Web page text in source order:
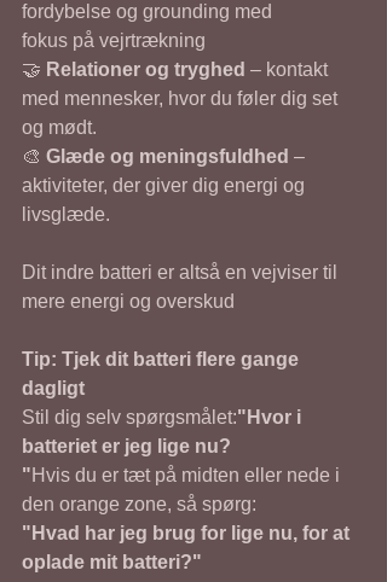
fordybelse og grounding med
fokus på vejrtrækning
🤝 Relationer og tryghed – kontakt
med mennesker, hvor du føler dig set
og mødt.
🎨 Glæde og meningsfuldhed –
aktiviteter, der giver dig energi og
livsglæde.
Dit indre batteri er altså en vejviser til
mere energi og overskud
Tip: Tjek dit batteri flere gange
dagligt
Stil dig selv spørgsmålet:"Hvor i
batteriet er jeg lige nu?
" Hvis du er tæt på midten eller nede i
den orange zone, så spørg:
"Hvad har jeg brug for lige nu, for at
oplade mit batteri?"